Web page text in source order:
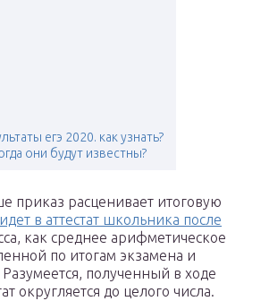
егэ 2020. как узнать?
они будут известны?
приказ расценивает итоговую
идет в аттестат школьника после
как среднее арифметическое
по итогам экзамена и
полученный в ходе
округляется до целого числа.